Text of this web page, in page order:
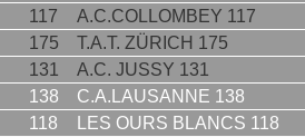
117 A.C.COLLOMBEY 117
175 T.A.T. ZÜRICH 175
131 A.C. JUSSY 131
138 C.A.LAUSANNE 138
118 LES OURS BLANCS 118